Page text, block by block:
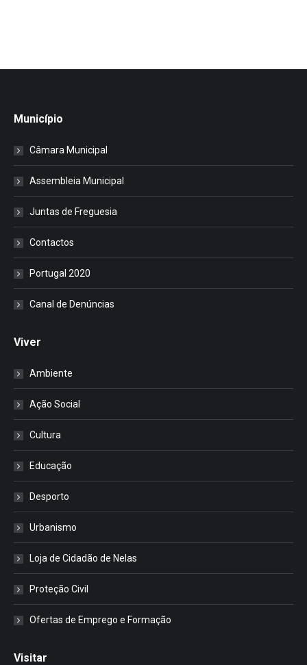
Município
Câmara Municipal
Assembleia Municipal
Juntas de Freguesia
Contactos
Portugal 2020
Canal de Denúncias
Viver
Ambiente
Ação Social
Cultura
Educação
Desporto
Urbanismo
Loja de Cidadão de Nelas
Proteção Civil
Ofertas de Emprego e Formação
Visitar